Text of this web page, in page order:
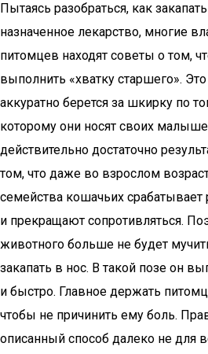
Пытаясь разобраться, как
назначенное лекарство, многие
питомцев находят советы о том,
выполнить «хватку старшего».
аккуратно берется за шкирку по
которому они носят своих
действительно достаточно
том, что даже во взрослом
семейства кошачьих
и прекращают сопротивляться.
животного больше не будет
закапать в нос. В такой позе он
и быстро. Главное держать
чтобы не причинить ему боль.
описанный способ далеко не для